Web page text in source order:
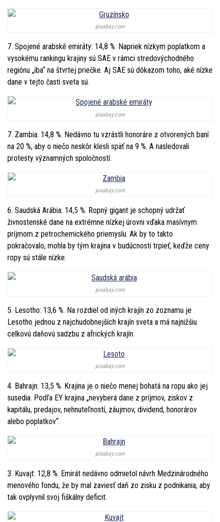
pixabay.com
7. Spojené arabské emiráty: 14,8 %. Napriek nízkym poplatkom a
vysokému rankingu krajiny sú SAE v rámci stredovýchodného
regiónu „iba“ na štvrtej priečke. Aj SAE sú dôkazom toho, aké nízke
dane v tejto časti sveta sú.
pixabay.com
7. Zambia: 14,8 %. Nedávno tu vzrástli honoráre z otvorených baní
na 20 %, aby o niečo neskôr klesli späť na 9 %. A nasledovali
protesty významných spoločností.
pixabay.com
6. Saudská Arábia: 14,5 %. Ropný gigant je schopný udržať
živnostenské dane na extrémne nízkej úrovni vďaka masívnym
príjmom z petrochemického priemyslu. Ak by to takto
pokračovalo, mohla by tým krajina v budúcnosti trpieť, keďže ceny
ropy sú stále nízke.
pixabay.com
5. Lesotho: 13,6 %. Na rozdiel od iných krajín zo zoznamu je
Lesotho jednou z najchudobnejších krajín sveta a má najnižšiu
celkovú daňovú sadzbu z afrických krajín.
pixabay.com
4. Bahrajn: 13,5 %. Krajina je o niečo menej bohatá na ropu ako jej
susedia. Podľa EY krajina „nevyberá dane z príjmov, ziskov z
kapitálu, predajov, nehnuteľností, záujmov, dividend, honorárov
alebo poplatkov“.
pixabay.com
3. Kuvajt: 12,8 %. Emirát nedávno odmietol návrh Medzinárodného
menového fondu, že by mal zaviesť daň zo zisku z podnikania, aby
tak ovplyvnil svoj fiškálny deficit.